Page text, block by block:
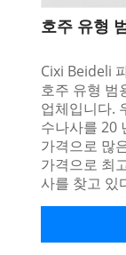
호주 유형
Cixi Beideli
호주 유형 범
업체입니다.
수나사를 20
가격으로 많
가격으로 최
사를 찾고 있